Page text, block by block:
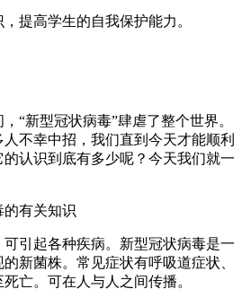
提高学生的自我保护能力。
“新型冠状病毒”肆虐了整个世界。
不幸中招，我们直到今天才能顺利
认识到底有多少呢？今天我们就一
的有关知识
引起各种疾病。新型冠状病毒是一
新菌株。常见症状有呼吸道症状、
亡。可在人与人之间传播。